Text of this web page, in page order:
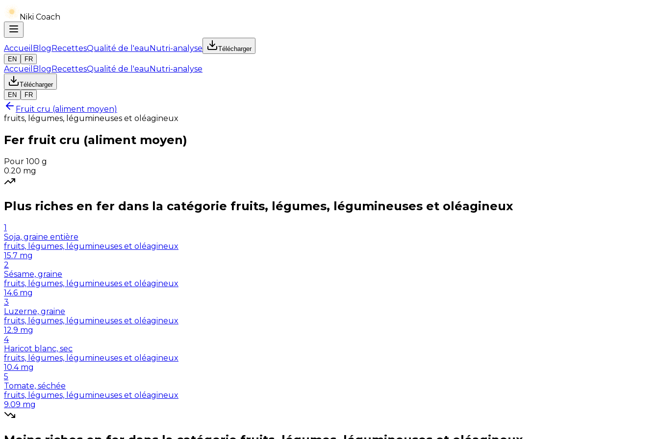
Niki Coach
Accueil BlogRecettesQualité de l'eauNutri-analyse
Télécharger
EN
FR
Accueil BlogRecettesQualité de l'eauNutri-analyse
Télécharger
EN
FR
Fruit cru (aliment moyen)
fruits, légumes, légumineuses et oléagineux
Fer fruit cru (aliment moyen)
Pour 100 g
0.20 mg
Plus riches en fer dans la catégorie fruits, légumes, légumineuses et oléagineux
1
Soja, graine entière
fruits, légumes, légumineuses et oléagineux
15.7 mg
2
Sésame, graine
fruits, légumes, légumineuses et oléagineux
14.6 mg
3
Luzerne, graine
fruits, légumes, légumineuses et oléagineux
12.9 mg
4
Haricot blanc, sec
fruits, légumes, légumineuses et oléagineux
10.4 mg
5
Tomate, séchée
fruits, légumes, légumineuses et oléagineux
9.09 mg